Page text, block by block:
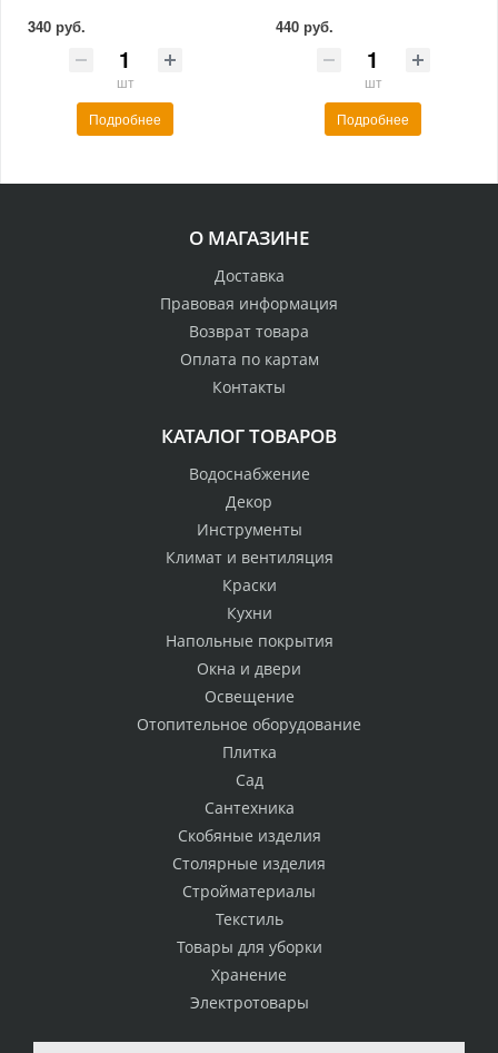
340 руб.
шт
Подробнее
440 руб.
шт
Подробнее
О МАГАЗИНЕ
Доставка
Правовая информация
Возврат товара
Оплата по картам
Контакты
КАТАЛОГ ТОВАРОВ
Водоснабжение
Декор
Инструменты
Климат и вентиляция
Краски
Кухни
Напольные покрытия
Окна и двери
Освещение
Отопительное оборудование
Плитка
Сад
Сантехника
Скобяные изделия
Столярные изделия
Стройматериалы
Текстиль
Товары для уборки
Хранение
Электротовары